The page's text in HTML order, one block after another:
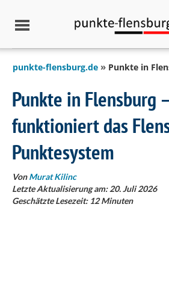
punkte-flensburg.de Punkte in
Punkte in Flensburg
funktioniert das
Punktesystem
VonMurat Kilinc
Letzte Aktualisierung am: 20. Juli 2026
Geschätzte Lesezeit: 12 Minuten